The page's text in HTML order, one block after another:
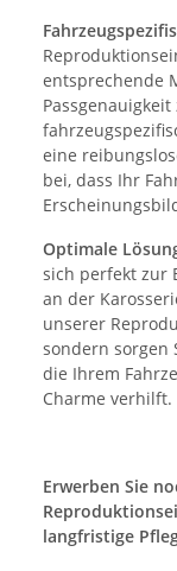
entsprechende
eine
bei, dass Ihr
Optimale
sich perfekt zur
an der
unserer
sondern sorgen
die Ihrem
Charme verhilft.
Erwerben Sie
langfristige